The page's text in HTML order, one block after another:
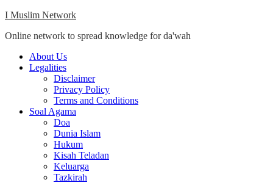
Skip
content
I Muslim Network
Online network to spread knowledge for da'wah
Close
Menu
About Us
Legalities
Disclaimer
Privacy Policy
Terms and Conditions
Soal Agama
Doa
Dunia Islam
Hukum
Kisah Teladan
Keluarga
Tazkirah